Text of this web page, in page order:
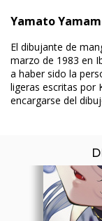
Yamato
El dibujante de
marzo de 1983 en
a haber sido la
ligeras escritas por
encargarse del